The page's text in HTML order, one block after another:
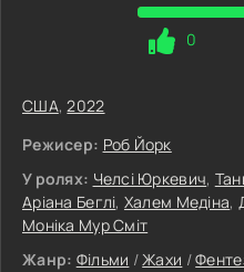
0
США,2022
Режисер: Роб Йорк
У ролях: Челсі Юркевич,
Аріана Беглі, Халем Медіна,
Моніка Мур Сміт
Жанр: Фільми /Жахи /